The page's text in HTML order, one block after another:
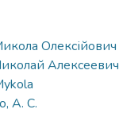
Олексійович
Алексеевич
А. С.